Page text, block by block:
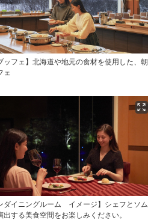
ッフェ】北海道や地元の食材を使用した、朝
ェ
ダイニングルーム イメージ】シェフとソム
出する美食空間をお楽しみください。